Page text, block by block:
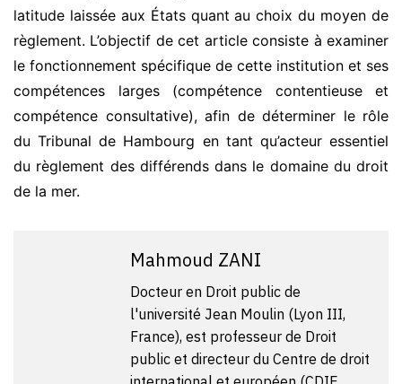
latitude laissée aux États quant au choix du moyen de
règlement. L’objectif de cet article consiste à examiner
le fonctionnement spécifique de cette institution et ses
compétences larges (compétence contentieuse et
compétence consultative), afin de déterminer le rôle
du Tribunal de Hambourg en tant qu’acteur essentiel
du règlement des différends dans le domaine du droit
de la mer.
Mahmoud ZANI
Docteur en Droit public de
l'université Jean Moulin (Lyon III,
France), est professeur de Droit
public et directeur du Centre de droit